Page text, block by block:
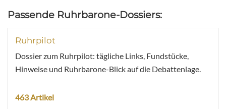
Passende Ruhrbarone-Dossiers:
Ruhrpilot
Dossier zum Ruhrpilot: tägliche Links, Fundstücke,
Hinweise und Ruhrbarone-Blick auf die Debattenlage.
463 Artikel